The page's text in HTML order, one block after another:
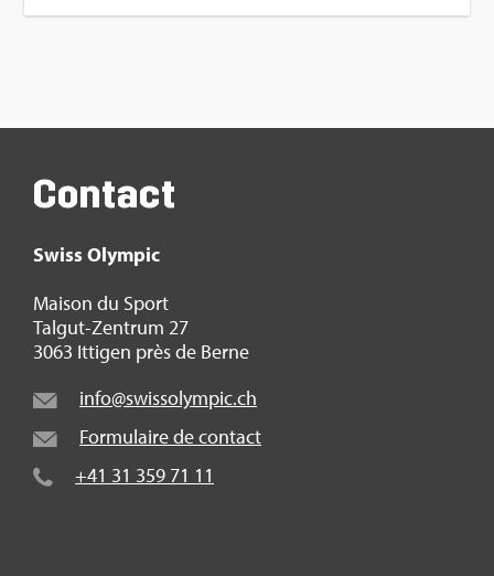
Contact
Swiss Olym­pic
Mai­son du Sport
Tal­gut-Zen­trum 27
3063 Itti­gen près de Berne
info@​swi​ssol​ympi​c.​ch
For­mu­laire de contact
+41 31 359 71 11